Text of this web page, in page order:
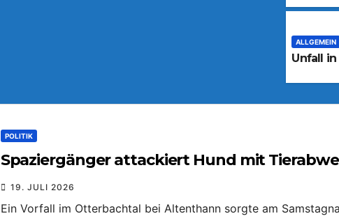
ALLGEMEIN
Unfall
POLITIK
Spaziergänger attackiert Hund mit
19. JULI 2026
Ein Vorfall im Otterbachtal bei Altenthann sorgte am